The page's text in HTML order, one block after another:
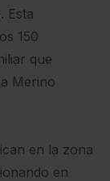
Esta
150
que
Merino
en la zona
en